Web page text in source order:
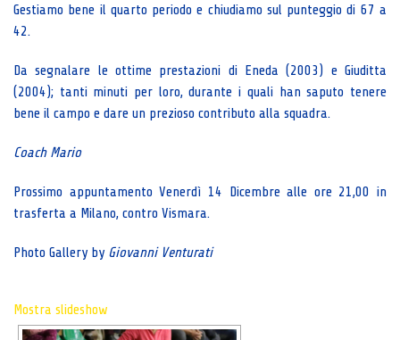
Gestiamo bene il quarto periodo e chiudiamo sul punteggio di 67 a
42.
Da segnalare le ottime prestazioni di Eneda (2003) e Giuditta
(2004); tanti minuti per loro, durante i quali han saputo tenere
bene il campo e dare un prezioso contributo alla squadra.
Coach Mario
Prossimo appuntamento Venerdì 14 Dicembre alle ore 21,00 in
trasferta a Milano, contro Vismara.
Photo Gallery by Giovanni Venturati
Mostra slideshow